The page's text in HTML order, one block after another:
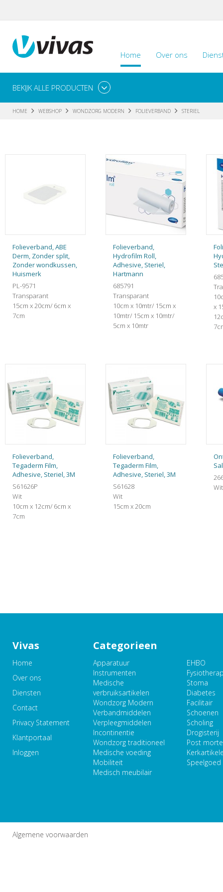
Home Over ons
BEKIJK ALLE PRODUCTEN
HOME WEBSHOP WONDZORG MODERN FOLIEVERBAND STERIEL
Folieverband, ABE
Derm, Zonder split,
Zonder wondkussen,
Huismerk
PL-9571
Transparant
15cm x 20cm/ 6cm x
7cm
Folieverband,
Hydrofilm Roll,
Adhesive, Steriel,
Hartmann
685791
Transparant
10cm x 10mtr/ 15cm x
10mtr/ 15cm x 10mtr/
5cm x 10mtr
x
Folieverband,
Tegaderm Film,
Adhesive, Steriel, 3M
S61626P
Wit
10cm x 12cm/ 6cm x
7cm
Folieverband,
Tegaderm Film,
Adhesive, Steriel, 3M
S61628
Wit
15cm x 20cm
Vivas
Home
Over ons
Diensten
Contact
Privacy Statement
Klantportaal
Inloggen
Categorieen
Apparatuur
Instrumenten
Medische
verbruiksartikelen
Wondzorg Modern
Verbandmiddelen
Verpleegmiddelen
Incontinentie
Wondzorg traditioneel
Medische voeding
Mobiliteit
Medisch meubilair
EHBO
Stoma
Diabetes
Facilitair
Schoenen
Scholing
Drogisterij
Post
Speelgoed
Algemene voorwaarden